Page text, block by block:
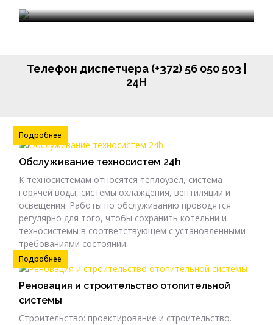
Телефон диспетчера (+372) 56 050 503 |
24H
Подробнее
Обслуживание техносистем 24h
К техносистемам относятся теплоузел, система
горячей воды, системы охлаждения, вентиляции и
освещения. Работы по обслуживанию проводятся
регулярно для того, чтобы сохранить котельни и
техносистемы в соответствующем с установленными
требованиями состоянии.
Подробнее
Реновация и строительство отопительной
системы
Строительство: проектирование и строительство.